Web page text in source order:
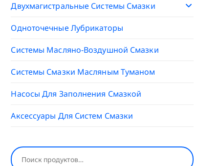
Двухмагистральные Системы Смазки
Одноточечные Лубрикаторы
Системы Масляно-Воздушной Смазки
Системы Смазки Масляным Туманом
Насосы Для Заполнения Смазкой
Аксессуары Для Систем Смазки
Поиск